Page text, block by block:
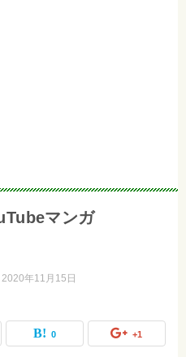
マンガ
2020年11月15日
0 +1